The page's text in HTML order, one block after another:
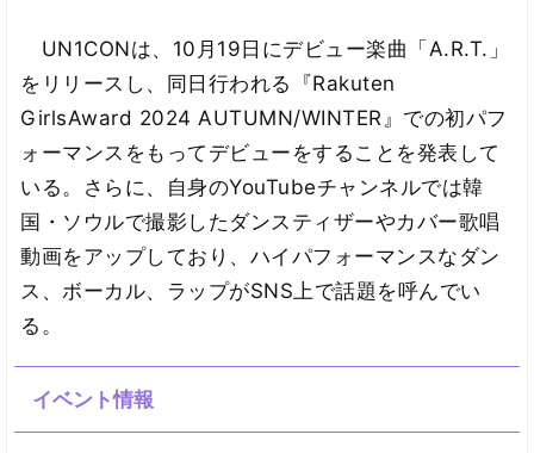
UN1CONは、10月19日にデビュー楽曲「A.R.T.」
をリリースし、同日行われる『Rakuten
GirlsAward 2024 AUTUMN/WINTER』での初パフ
ォーマンスをもってデビューをすることを発表して
いる。さらに、自身のYouTubeチャンネルでは韓
国・ソウルで撮影したダンスティザーやカバー歌唱
動画をアップしており、ハイパフォーマンスなダン
ス、ボーカル、ラップがSNS上で話題を呼んでい
る。
イベント情報